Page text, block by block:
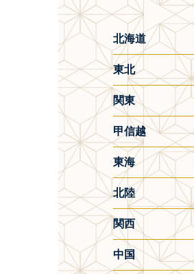
北海道
東北
関東
甲信越
東海
北陸
関西
中国